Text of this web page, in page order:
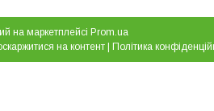
на маркетплейсі Prom.ua
на контент | Політика